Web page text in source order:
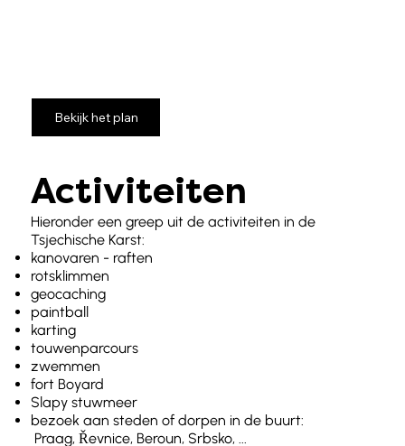
Activiteiten
Hieronder een greep uit de activiteiten in de
Tsjechische Karst:
kanovaren - raften
rotsklimmen
geocaching
paintball
karting
touwenparcours
zwemmen
fort Boyard
Slapy stuwmeer
bezoek aan steden of dorpen in de buurt:
Praag, Řevnice, Beroun, Srbsko, ...
Bekijk het plan